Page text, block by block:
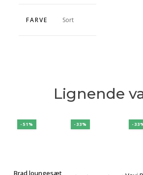
FARVE Sort
Lignende
-51%
Brad loungesæt
-33% -